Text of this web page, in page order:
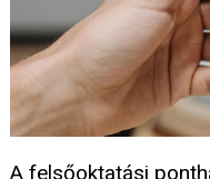
A felsőoktatási